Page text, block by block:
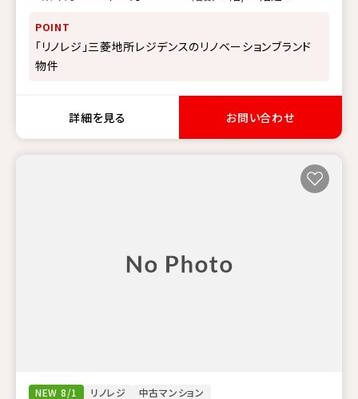
POINT
「リノレジ」三菱地所レジデンスのリノベーションブランド
物件
詳細を見る お問い合わせ
NEW 8/1 リノレジ 中古マンション